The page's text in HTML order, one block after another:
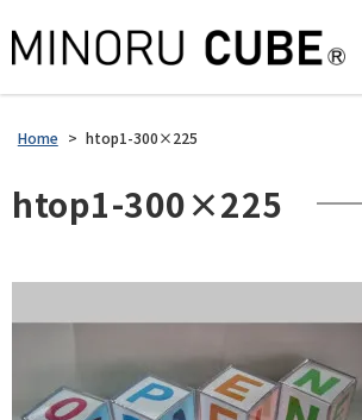
Home > htop1-300×225
htop1-300×225